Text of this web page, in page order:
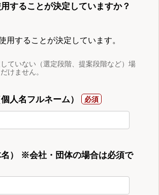
することが決定していますか？
用することが決定しています。
ていない（選定段階、提案段階など）場
けません。
人名フルネーム）
） ※会社・団体の場合は必須で